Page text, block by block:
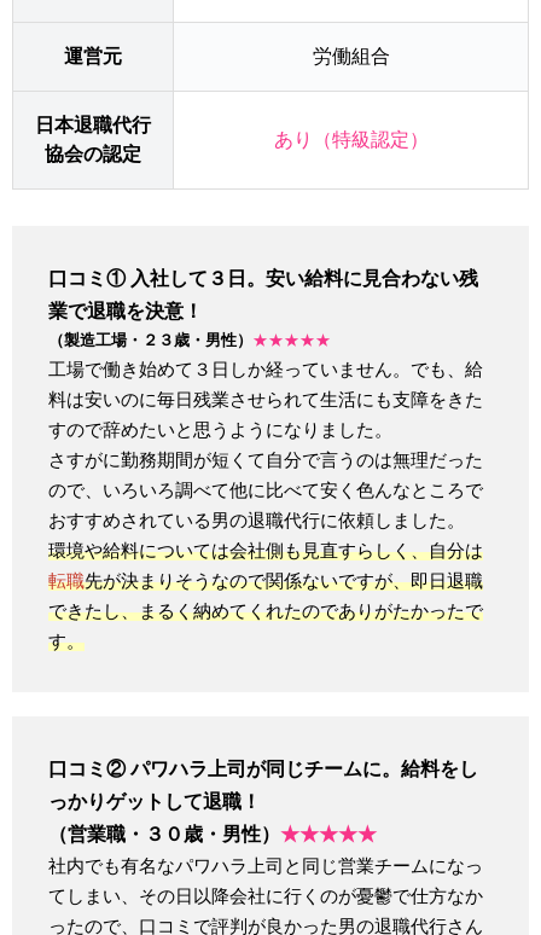
運営元 労働組合
日本退職代行
協会の認定
あり（特級認定）
口コミ① 入社して３日。安い給料に見合わない残
業で退職を決意！
（製造工場・２３歳・男性） ★★★★★
工場で働き始めて３日しか経っていません。でも、給
料は安いのに毎日残業させられて生活にも支障をきた
すので辞めたいと思うようになりました。
さすがに勤務期間が短くて自分で言うのは無理だった
ので、いろいろ調べて他に比べて安く色んなところで
おすすめされている男の退職代行に依頼しました。
環境や給料については会社側も見直すらしく、自分は
転職先が決まりそうなので関係ないですが、即日退職
できたし、まるく納めてくれたのでありがたかったで
す。
口コミ② パワハラ上司が同じチームに。給料をし
っかりゲットして退職！
（営業職・３０歳・男性） ★★★★★
社内でも有名なパワハラ上司と同じ営業チームになっ
てしまい、その日以降会社に行くのが憂鬱で仕方なか
ったので、口コミで評判が良かった男の退職代行さん